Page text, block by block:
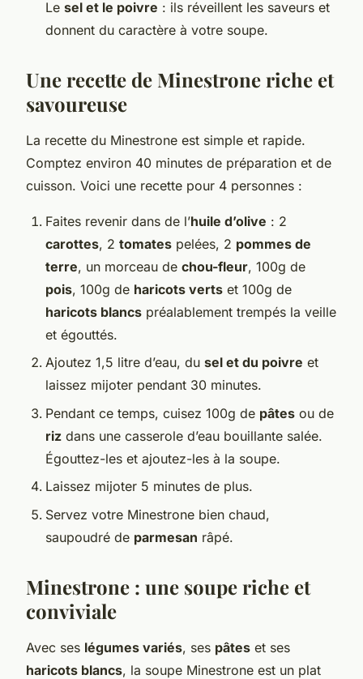
Le sel et le poivre : ils réveillent les saveurs et
donnent du caractère à votre soupe.
Une recette de Minestrone riche et
savoureuse
La recette du Minestrone est simple et rapide.
Comptez environ 40 minutes de préparation et de
cuisson. Voici une recette pour 4 personnes :
Faites revenir dans de l’huile d’olive : 2
carottes, 2 tomates pelées, 2 pommes de
terre, un morceau de chou-fleur, 100g de
pois, 100g de haricots verts et 100g de
haricots blancs préalablement trempés la veille
et égouttés.
Ajoutez 1,5 litre d’eau, du sel et du poivre et
laissez mijoter pendant 30 minutes.
Pendant ce temps, cuisez 100g de pâtes ou de
riz dans une casserole d’eau bouillante salée.
Égouttez-les et ajoutez-les à la soupe.
Laissez mijoter 5 minutes de plus.
Servez votre Minestrone bien chaud,
saupoudré de parmesan râpé.
Minestrone : une soupe riche et
conviviale
Avec ses légumes variés, ses pâtes et ses
haricots blancs, la soupe Minestrone est un plat